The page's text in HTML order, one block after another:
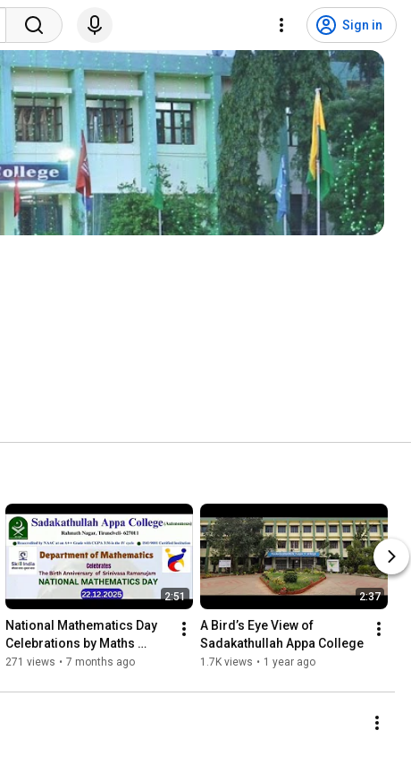
Sign in
2:51
National Mathematics Day
Celebrations by Maths
Department
271 views • 7 months ago
2:37
A Bird’s Eye View of
Sadakathullah Appa College
1.7K views • 1 year ago